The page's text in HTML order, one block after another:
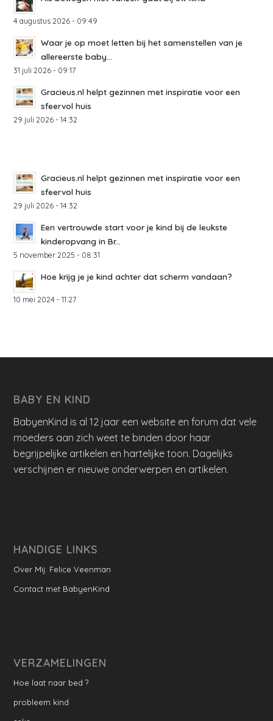
4 augustus 2026 - 09:49
Waar je op moet letten bij het samenstellen van je
allereerste baby...
31 juli 2026 - 09:17
Gracieus.nl helpt gezinnen met inspiratie voor een
sfeervol huis
29 juli 2026 - 14:32
Gracieus.nl helpt gezinnen met inspiratie voor een
sfeervol huis
29 juli 2026 - 14:32
Een vertrouwde start voor je kind bij de leukste
kinderopvang in Br...
5 november 2025 - 08:31
Hoe krijg je je kind achter dat scherm vandaan?
10 mei 2024 - 11:27
BABY EN KIND
BabyenKind is al 12 jaar een website en forum dat vele
moeders aan zich weet te binden door haar
begrijpelijke artikelen en hartelijke toon. Dagelijks
verschijnen er nieuwe onderwerpen en artikelen.
HANDIGE LINKS
Over Mij: Felice Veenman
Contact met BabyenKind
VERZAMELINGEN
Hoe laat naar bed ?
probleem kind